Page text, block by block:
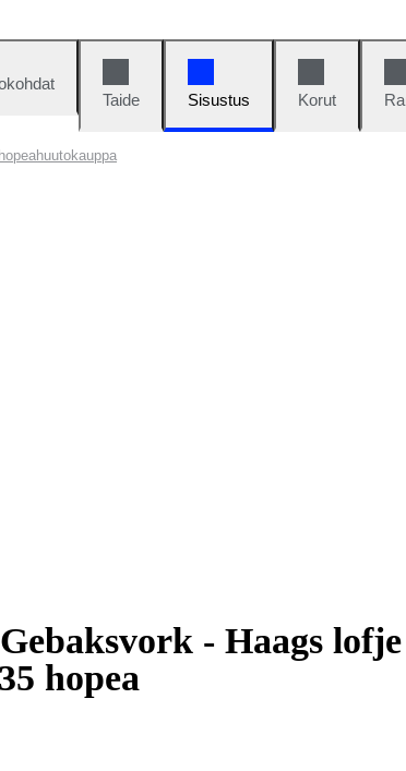
Taide
Sisustus Korut
- Haags
hopea